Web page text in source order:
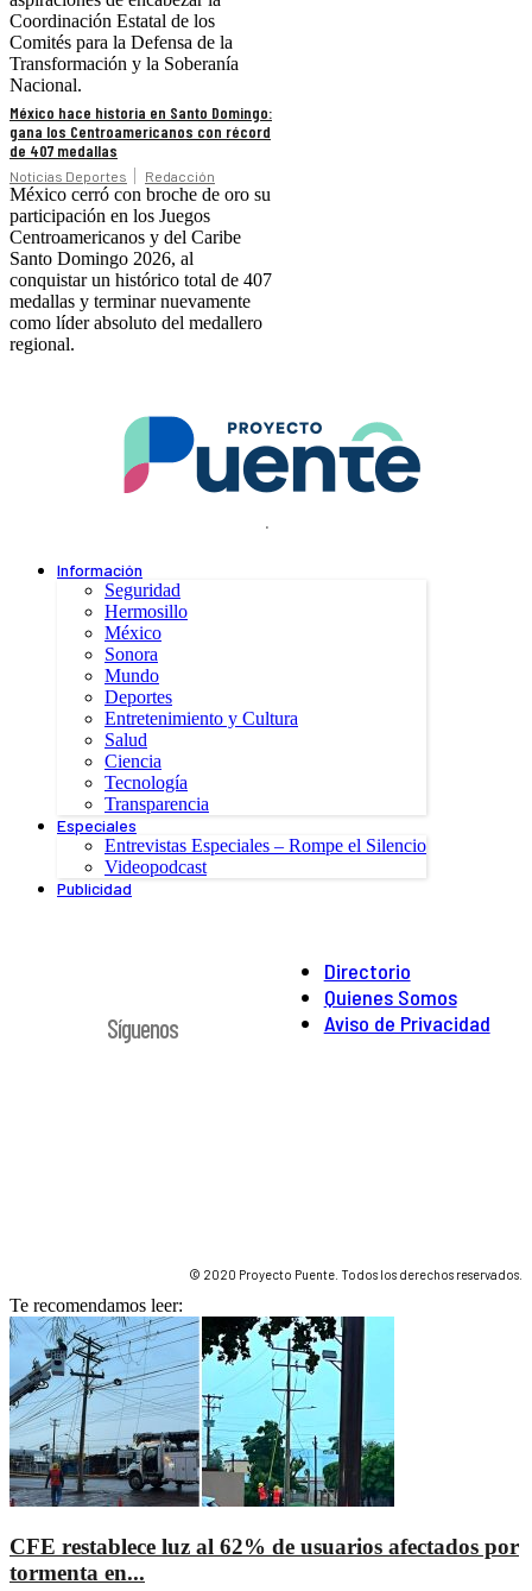
Coordinación Estatal de los
Comités para la Defensa de la
Transformación y la Soberanía
Nacional.
México hace historia en Santo Domingo:
gana los Centroamericanos con récord
de 407 medallas
Noticias Deportes Redacción
México cerró con broche de oro su
participación en los Juegos
Centroamericanos y del Caribe
Santo Domingo 2026, al
conquistar un histórico total de 407
medallas y terminar nuevamente
como líder absoluto del medallero
regional.
.
Información
Seguridad
Hermosillo
México
Sonora
Mundo
Deportes
Entretenimiento y Cultura
Salud
Ciencia
Tecnología
Transparencia
Especiales
Entrevistas Especiales – Rompe el Silencio
Videopodcast
Publicidad
Directorio
Quienes Somos
Aviso de Privacidad
Síguenos
© 2020 Proyecto Puente. Todos los derechos reservados.
Te recomendamos leer:
CFE restablece luz al 62% de usuarios afectados por
tormenta en...